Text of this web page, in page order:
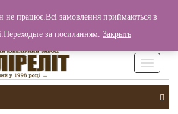
0 грн.
не працює.Всі замовлення приймаються в
за посиланням. Закрыть